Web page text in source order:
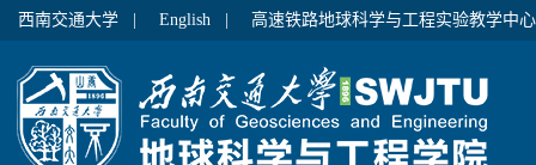
西南交通大学 | English | 高速铁路地球科学与工程实验教学中